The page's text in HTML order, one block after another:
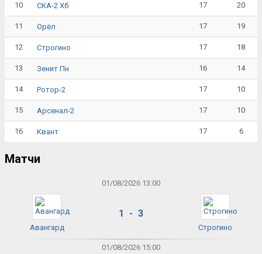
10 СКА-2 Хб 17 20
11 Орёл 17 19
12 Строгино 17 18
13 Зенит Пн 16 14
14 Ротор-2 17 10
15 Арсенал-2 17 10
16 Квант 17 6
Матчи
01/08/2026 13:00
Авангард
1 - 3
Строгино
01/08/2026 15:00